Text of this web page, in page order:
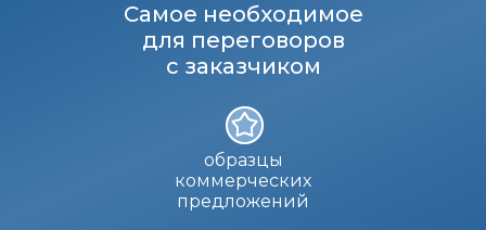
образцы
коммерческих
предложений
Самое необходимое
для переговоров
с заказчиком